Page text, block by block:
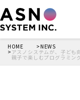
HOME NEWS
アスノシステムが、子ども
親子で楽しむプログラミン